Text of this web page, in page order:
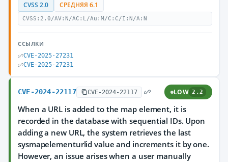
CVSS 2.0 СРЕДНЯЯ 6.1
CVSS:2.0/AV:N/AC:L/Au:M/C:C/I:N/A:N
ССЫЛКИ
CVE-2025-27231
CVE-2025-27231
CVE-2024-22117 CVE-2024-22117 LOW 2.2
When a URL is added to the map element, it is
recorded in the database with sequential IDs. Upon
adding a new URL, the system retrieves the last
sysmapelementurlid value and increments it by one.
However, an issue arises when a user manually